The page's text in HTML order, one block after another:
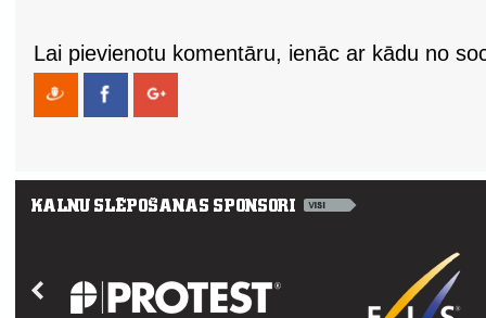
Lai pievienotu komentāru, ienāc ar kādu no